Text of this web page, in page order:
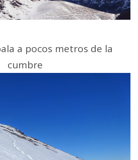
a pocos metros de la
cumbre